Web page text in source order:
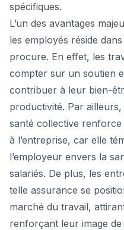
spécifiques.
L’un des avantages
les employés réside
procure. En effet, les
compter sur un soutien
contribuer à leur bien-
productivité. Par
santé collective renforce
à l’entreprise, car elle
l’employeur envers la
salariés. De plus, les
telle assurance se
marché du travail,
renforçant leur image de